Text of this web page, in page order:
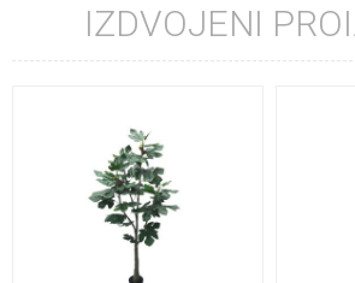
IZDVOJENI